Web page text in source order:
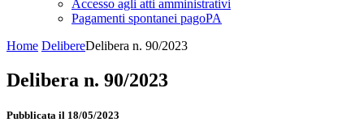
Accesso agli atti amministrativi
Pagamenti spontanei pagoPA
Home DelibereDelibera n. 90/2023
Delibera n. 90/2023
Pubblicata il 18/05/2023